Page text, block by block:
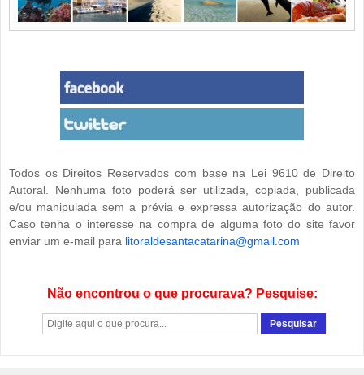
Todos os Direitos Reservados com base na Lei 9610 de Direito
Autoral. Nenhuma foto poderá ser utilizada, copiada, publicada
e/ou manipulada sem a prévia e expressa autorização do autor.
Caso tenha o interesse na compra de alguma foto do site favor
enviar um e-mail para litoraldesantacatarina@gmail.com
Não encontrou o que procurava? Pesquise: